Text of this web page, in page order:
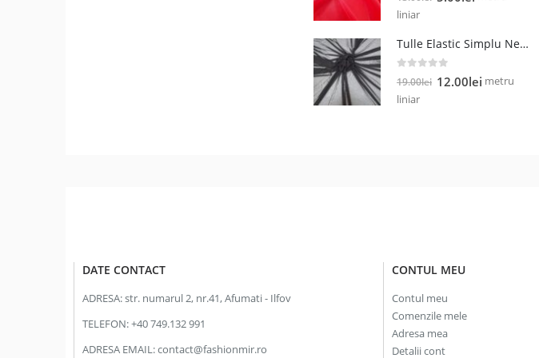
fost:
13.00lei.
5.00lei.
liniar
Tulle Elastic Simplu Negru
out of 5
19.00lei Prețul
12.00lei Prețul
metru
liniar
DATE CONTACT
ADRESA:str. numarul 2, nr.41, Afumati - Ilfov
TELEFON:+40 749.132 991
ADRESA EMAIL:contact@fashionmir.ro
CONTUL MEU
Contul meu
Comenzile mele
Adresa mea
Detalii cont